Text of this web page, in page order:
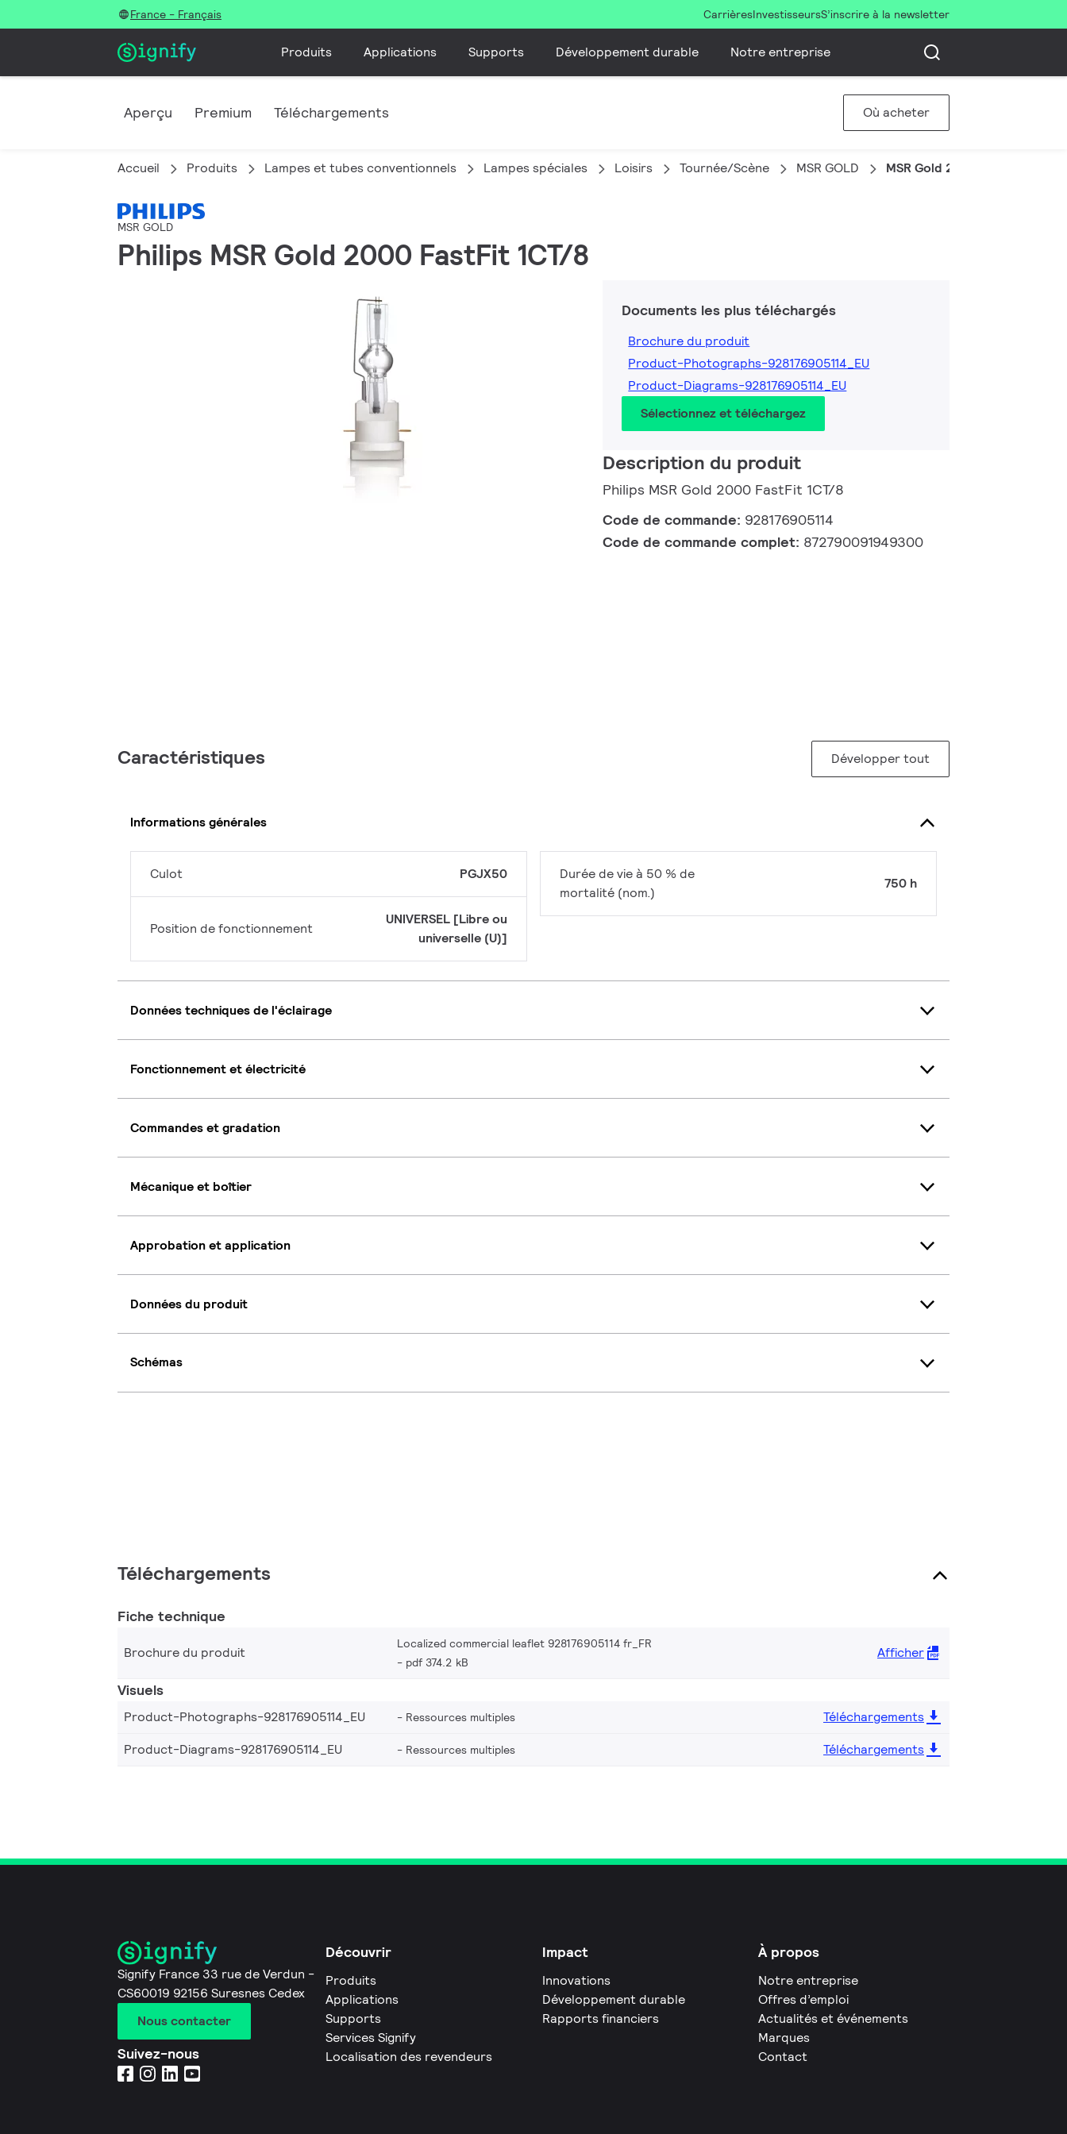
France - Français CarrièresInvestisseursS’inscrire à la newsletter
Produits Applications Supports Développement durable Notre entreprise
Aperçu Premium Téléchargements Où acheter
Accueil Produits Lampes et tubes conventionnels Lampes spéciales Loisirs Tournée/Scène MSR GOLD MSR Gold 2000 FastFit 1CT/8
MSR GOLD
Philips MSR Gold 2000 FastFit 1CT/8
Documents les plus téléchargés
Brochure du produit
Product-Photographs-928176905114_EU
Product-Diagrams-928176905114_EU
Sélectionnez et téléchargez
Description du produit
Philips MSR Gold 2000 FastFit 1CT/8
Code de commande: 928176905114
Code de commande complet: 872790091949300
Caractéristiques Développer tout
Informations générales
Culot PGJX50
Position de fonctionnement
UNIVERSEL [Libre ou
universelle (U)]
Durée de vie à 50 % de
mortalité (nom.)
750 h
Données techniques de l'éclairage
Fonctionnement et électricité
Commandes et gradation
Mécanique et boîtier
Approbation et application
Données du produit
Schémas
Téléchargements
Fiche technique
Brochure du produit
Localized commercial leaflet 928176905114 fr_FR
pdf 374.2 kB
Afficher
Visuels
Product-Photographs-928176905114_EU Ressources multiples
Téléchargements
Product-Diagrams-928176905114_EU
Ressources multiples Téléchargements
Signify France 33 rue de Verdun -
CS60019 92156 Suresnes Cedex
Nous contacter
Suivez-nous
Découvrir
Produits
Applications
Supports
Services Signify
Localisation des revendeurs
Impact
Innovations
Développement durable
Rapports financiers
À propos
Notre entreprise
Offres d’emploi
Actualités et événements
Marques
Contact